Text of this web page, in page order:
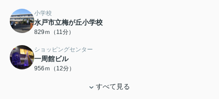
小学校
水戸市立梅が丘小学校
829ｍ（11分）
ショッピングセンター
一周館ビル
956ｍ（12分）
すべて見る